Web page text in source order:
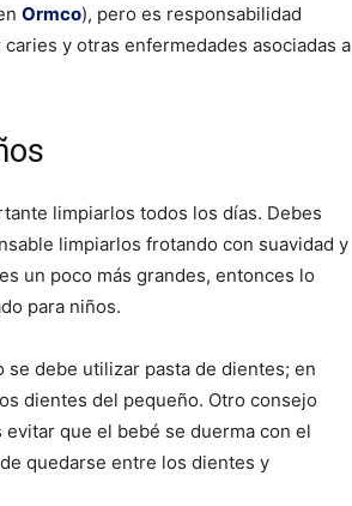
Ormco), pero es responsabilidad
y otras enfermedades asociadas a
limpiarlos todos los días. Debes
limpiarlos frotando con suavidad y
un poco más grandes, entonces lo
para niños.
se debe utilizar pasta de dientes; en
dientes del pequeño. Otro consejo
que el bebé se duerma con el
quedarse entre los dientes y